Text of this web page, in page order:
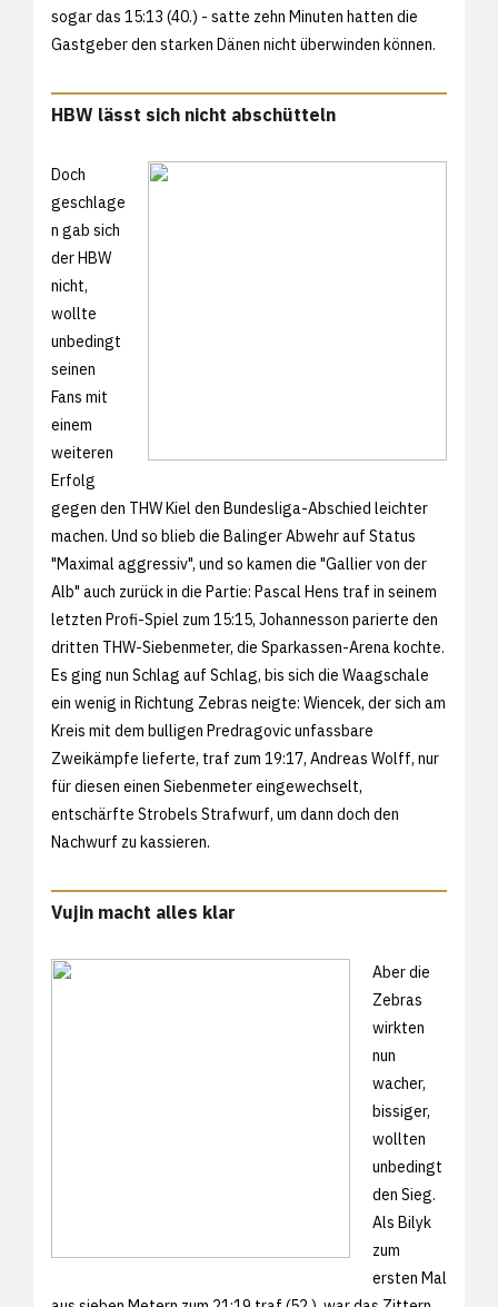
sogar das 15:13 (40.) - satte zehn Minuten hatten die
Gastgeber den starken Dänen nicht überwinden können.
HBW lässt sich nicht abschütteln
Doch
geschlage
n gab sich
der HBW
nicht,
wollte
unbedingt
seinen
Fans mit
einem
weiteren
Erfolg
gegen den THW Kiel den Bundesliga-Abschied leichter
machen. Und so blieb die Balinger Abwehr auf Status
"Maximal aggressiv", und so kamen die "Gallier von der
Alb" auch zurück in die Partie: Pascal Hens traf in seinem
letzten Profi-Spiel zum 15:15, Johannesson parierte den
dritten THW-Siebenmeter, die Sparkassen-Arena kochte.
Es ging nun Schlag auf Schlag, bis sich die Waagschale
ein wenig in Richtung Zebras neigte: Wiencek, der sich am
Kreis mit dem bulligen Predragovic unfassbare
Zweikämpfe lieferte, traf zum 19:17, Andreas Wolff, nur
für diesen einen Siebenmeter eingewechselt,
entschärfte Strobels Strafwurf, um dann doch den
Nachwurf zu kassieren.
Vujin macht alles klar
Aber die
Zebras
wirkten
nun
wacher,
bissiger,
wollten
unbedingt
den Sieg.
Als Bilyk
zum
ersten Mal